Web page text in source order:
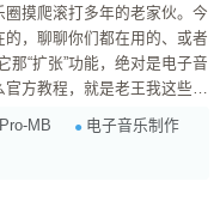
摸爬滚打多年的老家伙。今
，聊聊你们都在用的、或者
“扩张”功能，绝对是电子音
方教程，就是老王我这些年
不多说，咱们这就开整！
不止压缩那么简单。它能让
Pro-MB
电子音乐制作